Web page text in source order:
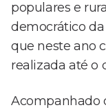
populares e
democrático
que neste ano
realizada até o
Acompanhado